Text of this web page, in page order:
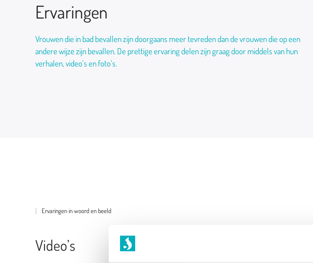
Ervaringen
Vrouwen die in bad bevallen zijn doorgaans meer tevreden dan de vrouwen die op een
andere wijze zijn bevallen. De prettige ervaring delen zijn graag door middels van hun
verhalen, video’s en foto’s.
Ervaringen in woord en beeld
Video’s